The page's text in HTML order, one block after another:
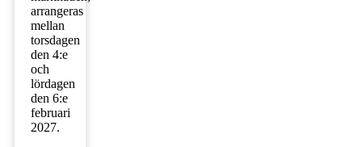
arrangeras
mellan
torsdagen
den 4:e
och
lördagen
den 6:e
februari
2027.